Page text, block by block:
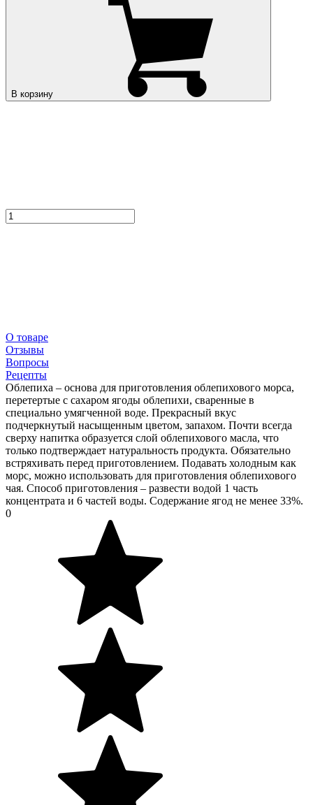
В корзину
О товаре
Отзывы
Вопросы
Рецепты
Облепиха – основа для приготовления облепихового морса,
перетертые с сахаром ягоды облепихи, сваренные в
специально умягченной воде. Прекрасный вкус
подчеркнутый насыщенным цветом, запахом. Почти всегда
сверху напитка образуется слой облепихового масла, что
только подтверждает натуральность продукта. Обязательно
встряхивать перед приготовлением. Подавать холодным как
морс, можно использовать для приготовления облепихового
чая. Способ приготовления – развести водой 1 часть
концентрата и 6 частей воды. Содержание ягод не менее 33%.
0